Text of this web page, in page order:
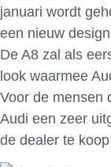
januari wordt
een nieuw
De A8 zal als
look waarmee
Voor de mensen
Audi een zeer
de dealer te